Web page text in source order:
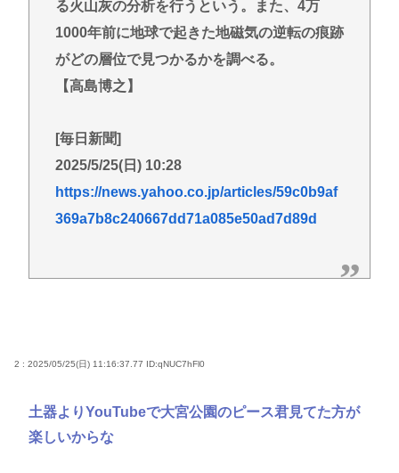
る火山灰の分析を行うという。また、4万
1000年前に地球で起きた地磁気の逆転の痕跡
がどの層位で見つかるかを調べる。
【高島博之】
[毎日新聞]
2025/5/25(日) 10:28
https://news.yahoo.co.jp/articles/59c0b9af
369a7b8c240667dd71a085e50ad7d89d
2 : 2025/05/25(日) 11:16:37.77 ID:qNUC7hFl0
土器よりYouTubeで大宮公園のピース君見てた方が
楽しいからな